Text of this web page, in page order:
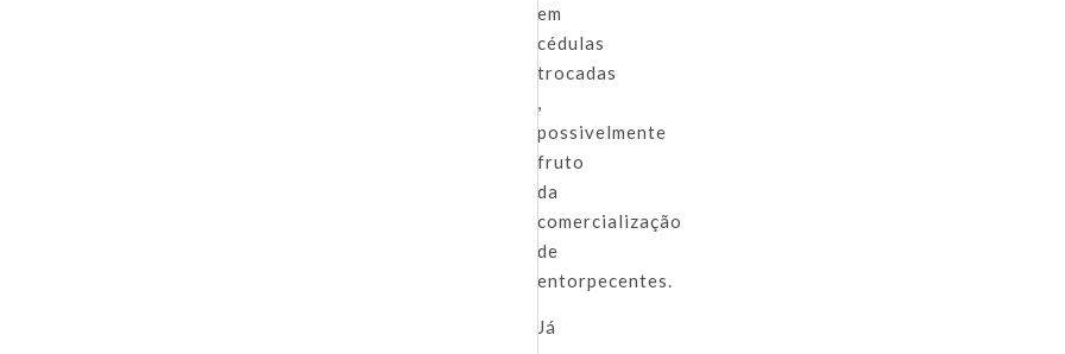
em
cédulas
trocadas
,
possivelmente
fruto
da
comercialização
de
entorpecentes.
Já